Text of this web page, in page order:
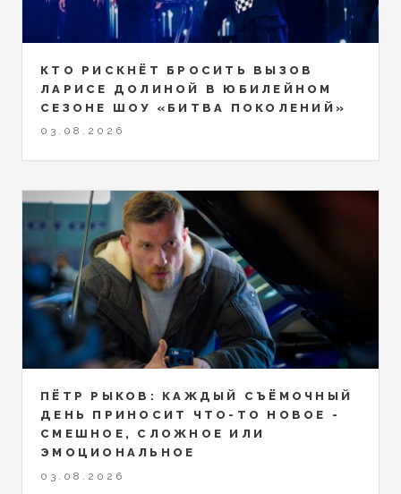
КТО РИСКНЁТ БРОСИТЬ ВЫЗОВ
ЛАРИСЕ ДОЛИНОЙ В ЮБИЛЕЙНОМ
СЕЗОНЕ ШОУ «БИТВА ПОКОЛЕНИЙ»
03.08.2026
ПЁТР РЫКОВ: КАЖДЫЙ СЪЁМОЧНЫЙ
ДЕНЬ ПРИНОСИТ ЧТО-ТО НОВОЕ -
СМЕШНОЕ, СЛОЖНОЕ ИЛИ
ЭМОЦИОНАЛЬНОЕ
03.08.2026